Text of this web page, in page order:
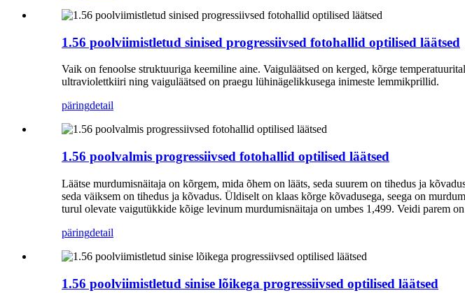
1.56 poolviimistletud sinised progressiivsed fotohallid optilised läätsed
Vaik on fenoolse struktuuriga keemiline aine. Vaiguläätsed on kerged, kõrge
ultraviolettkiiri ning vaiguläätsed on praegu lühinägelikkusega inimeste lemmikprillid.
päringdetail
1.56 poolvalmis progressiivsed fotohallid optilised läätsed
Läätse murdumisnäitaja on kõrgem, mida õhem on lääts, seda suurem on tihedus ja
seda väiksem on tihedus ja kõvadus. Üldiselt on klaas kõrge kõvadusega, seega on
turul olevate vaigutükkide kõige levinum murdumisnäitaja on umbes 1,499. Veidi parem
päringdetail
1.56 poolviimistletud sinise lõikega progressiivsed optilised läätsed